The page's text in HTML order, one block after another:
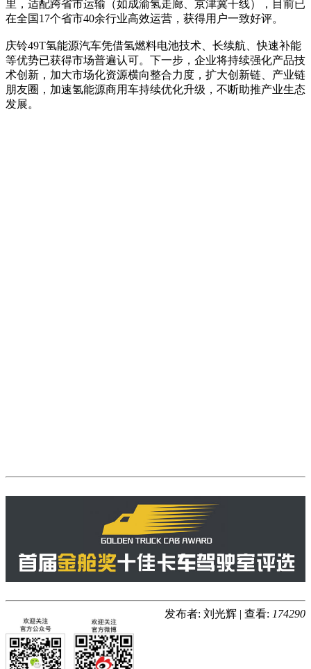
里，适配跨省市运输（如成渝氢走廊、京津冀干线），目前已
在全国17个省市40余行业高效运营，获得用户一致好评。
庆铃49T氢能源汽车凭借氢燃料电池技术、长续航、快速补能
等优势已获得市场普遍认可。下一步，企业将持续强化产品技
术创新，加大市场化资源横向整合力度，扩大创新链、产业链
朋友圈，加速氢能源商用车持续优化升级，不断助推产业生态
发展。
发布者: 刘光辉 | 查看: 174290